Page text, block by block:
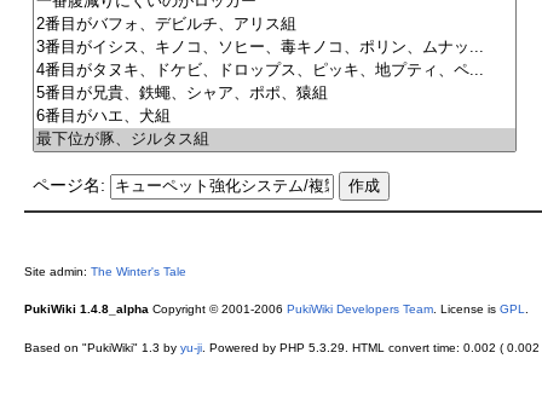
ページ名:
Site admin: The Winter's Tale
PukiWiki 1.4.8_alpha Copyright © 2001-2006 PukiWiki Developers Team. License is GPL
Based on "PukiWiki" 1.3 by yu-ji. Powered by PHP 5.3.29. HTML convert time: 0.002 ( 0.002